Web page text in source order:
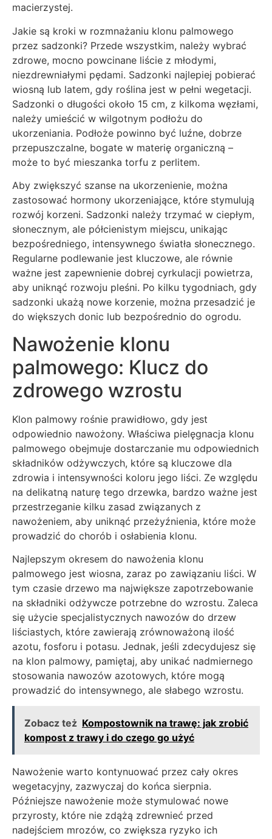
macierzystej.
Jakie są kroki w rozmnażaniu klonu palmowego
przez sadzonki? Przede wszystkim, należy wybrać
zdrowe, mocno powcinane liście z młodymi,
niezdrewniałymi pędami. Sadzonki najlepiej pobierać
wiosną lub latem, gdy roślina jest w pełni wegetacji.
Sadzonki o długości około 15 cm, z kilkoma węzłami,
należy umieścić w wilgotnym podłożu do
ukorzeniania. Podłoże powinno być luźne, dobrze
przepuszczalne, bogate w materię organiczną –
może to być mieszanka torfu z perlitem.
Aby zwiększyć szanse na ukorzenienie, można
zastosować hormony ukorzeniające, które stymulują
rozwój korzeni. Sadzonki należy trzymać w ciepłym,
słonecznym, ale półcienistym miejscu, unikając
bezpośredniego, intensywnego światła słonecznego.
Regularne podlewanie jest kluczowe, ale równie
ważne jest zapewnienie dobrej cyrkulacji powietrza,
aby uniknąć rozwoju pleśni. Po kilku tygodniach, gdy
sadzonki ukażą nowe korzenie, można przesadzić je
do większych donic lub bezpośrednio do ogrodu.
Nawożenie klonu
palmowego: Klucz do
zdrowego wzrostu
Klon palmowy rośnie prawidłowo, gdy jest
odpowiednio nawożony. Właściwa pielęgnacja klonu
palmowego obejmuje dostarczanie mu odpowiednich
składników odżywczych, które są kluczowe dla
zdrowia i intensywności koloru jego liści. Ze względu
na delikatną naturę tego drzewka, bardzo ważne jest
przestrzeganie kilku zasad związanych z
nawożeniem, aby uniknąć przeżyźnienia, które może
prowadzić do chorób i osłabienia klonu.
Najlepszym okresem do nawożenia klonu
palmowego jest wiosna, zaraz po zawiązaniu liści. W
tym czasie drzewo ma największe zapotrzebowanie
na składniki odżywcze potrzebne do wzrostu. Zaleca
się użycie specjalistycznych nawozów do drzew
liściastych, które zawierają zrównoważoną ilość
azotu, fosforu i potasu. Jednak, jeśli zdecydujesz się
na klon palmowy, pamiętaj, aby unikać nadmiernego
stosowania nawozów azotowych, które mogą
prowadzić do intensywnego, ale słabego wzrostu.
Zobacz też Kompostownik na trawę: jak zrobić
kompost z trawy i do czego go użyć
Nawożenie warto kontynuować przez cały okres
wegetacyjny, zazwyczaj do końca sierpnia.
Późniejsze nawożenie może stymulować nowe
przyrosty, które nie zdążą zdrewnieć przed
nadejściem mrozów, co zwiększa ryzyko ich